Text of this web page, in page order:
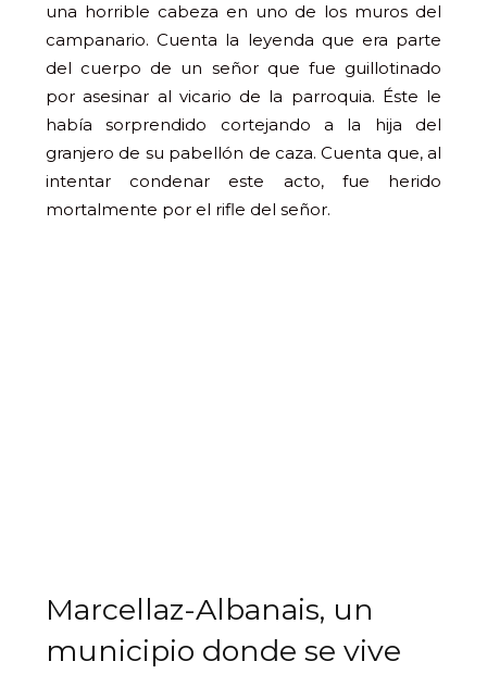
una horrible cabeza en uno de los muros del
campanario. Cuenta la leyenda que era parte
del cuerpo de un señor que fue guillotinado
por asesinar al vicario de la parroquia. Éste le
había sorprendido cortejando a la hija del
granjero de su pabellón de caza. Cuenta que, al
intentar condenar este acto, fue herido
mortalmente por el rifle del señor.
Marcellaz-Albanais, un
municipio donde se vive